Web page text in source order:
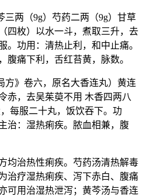
三两（9g）芍药二两（9g）甘草
四枚）以水一斗，煮取三升，去
。功用：清热止利，和中止痛。
腹痛下利，舌红苔黄，脉数。
方》卷六，原名大香连丸）黄连
赤，去吴茱萸不用 木香四两八
每服二十丸，饭饮吞下。功
治：湿热痢疾。脓血相兼，腹
均治热性痢疾。芍药汤清热解毒
治疗湿热痢疾、泻下赤白、腹痛
可用治湿热泄泻；黄芩汤与香连